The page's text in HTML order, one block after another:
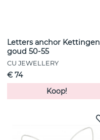
Letters anchor Kettingen
goud 50-55
CU JEWELLERY
€ 74
Koop!